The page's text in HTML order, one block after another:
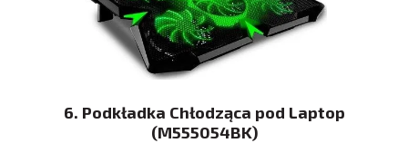
6. Podkładka Chłodząca pod Laptop
(M555054BK)